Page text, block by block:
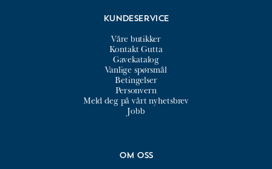
Kundeservice
Våre butikker
Kontakt Gutta
Gavekatalog
Vanlige spørsmål
Betingelser
Personvern
Meld deg på vårt nyhetsbrev
Jobb
Om oss